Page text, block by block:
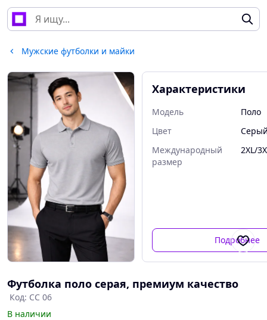
Мужские футболки и майки
Характеристики
Мoдель
Поло
Цвет
Международный
размер
2XL/
Подробнее
Футболка поло серая, премиум качество
Код: CC 06
В наличии